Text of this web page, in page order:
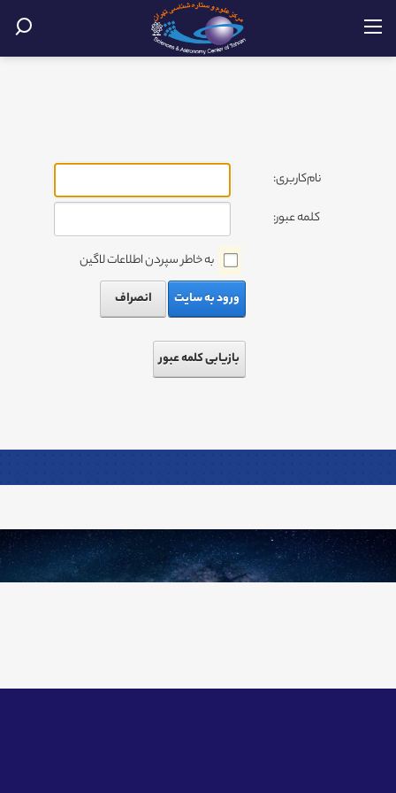
نام‌کاربری:
کلمه عبور:
به خاطر سپردن اطلاعات لاگین
ورود به سایت
انصراف
بازیابی کلمه عبور